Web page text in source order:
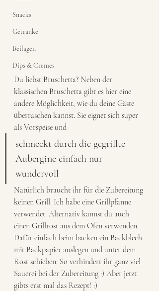
Snacks
Getränke
Beilagen
Dips & Cremes
Du liebst Bruschetta? Neben der
klassischen Bruschetta gibt es hier eine
andere Möglichkeit, wie du deine Gäste
überraschen kannst. Sie eignet sich super
als Vorspeise und
schmeckt durch die gegrillte
Aubergine einfach nur
wundervoll
Natürlich braucht ihr für die Zubereitung
keinen Grill. Ich habe eine Grillpfanne
verwendet. Alternativ kannst du auch
einen Grillrost aus dem Ofen verwenden.
Dafür einfach beim backen ein Backblech
mit Backpapier auslegen und unter dem
Rost schieben. So verhindert ihr ganz viel
Sauerei bei der Zubereitung :) Aber jetzt
gibts erst mal das Rezept! :)